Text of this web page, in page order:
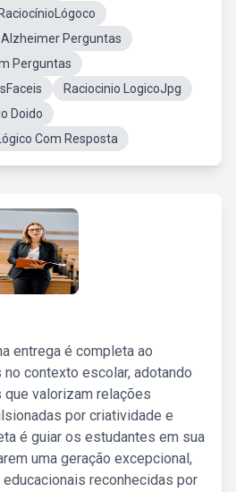
Perguntas
Perguntas
Raciocinio LogicoJpg
Doido
Com Resposta
entrega é completa ao
contexto escolar, adotando
valorizam relações
por criatividade e
é guiar os estudantes em sua
uma geração excepcional,
reconhecidas por